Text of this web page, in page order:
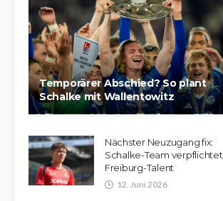
Temporärer Abschied? So plant
Schalke mit Wallentowitz
Nächster Neuzugang fix:
Schalke-Team verpflichtet
Freiburg-Talent
12. Juni 2026